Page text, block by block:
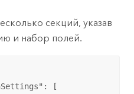
секций, указав
и набор полей.
[